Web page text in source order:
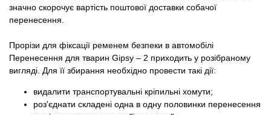
значно скорочує вартість поштової доставки собачої
перенесення.
Прорізи для фіксації ременем безпеки в автомобілі
Перенесення для тварин Gipsy – 2 приходить у розібраному
вигляді. Для її збирання необхідно провести такі дії:
видалити транспортувальні кріпильні хомути;
роз'єднати складені одна в одну половинки перенесення